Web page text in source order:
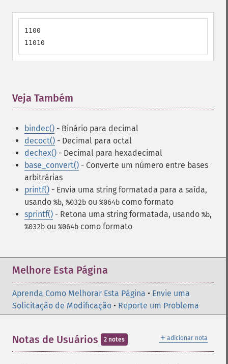
1100
11010
Veja Também
bindec() - Binário para decimal
decoct() - Decimal para octal
dechex() - Decimal para hexadecimal
base_convert() - Converte um número entre bases
arbitrárias
printf() - Envia uma string formatada para a saída,
usando %b, %032b ou %064b como formato
sprintf() - Retona uma string formatada, usando %b,
%032b ou %064b como formato
Melhore Esta Página
Aprenda Como Melhorar Esta Página • Envie uma
Solicitação de Modificação • Reporte um Problema
＋ adicionar nota
Notas de Usuários 2 notes